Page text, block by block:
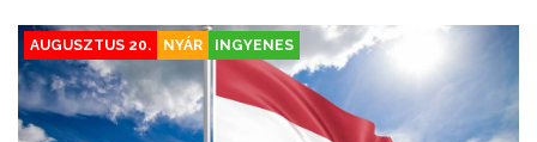
AUGUSZTUS 20. NYÁR INGYENES